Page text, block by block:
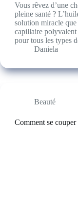
Vous rêvez d’une
pleine santé ?
solution miracle
capillaire
pour tous les types
Daniela
Beauté
Comment se